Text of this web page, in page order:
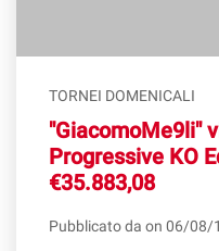
TORNEI DOMENICALI
"GiacomoMe9li"
Progressive KO
€35.883,08
Pubblicato da on 06/08/